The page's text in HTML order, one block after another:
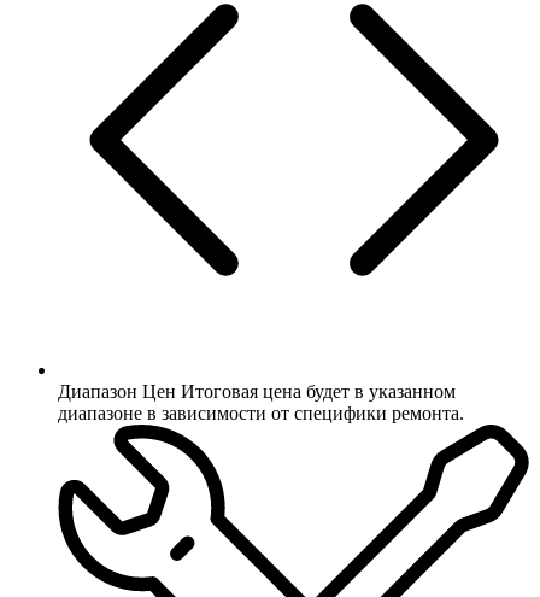
Диапазон Цен Итоговая цена будет в указанном
диапазоне в зависимости от специфики ремонта.